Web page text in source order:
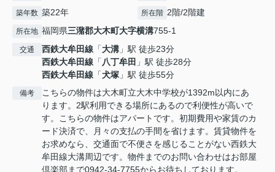
築年数 築22年 所在階 2階/2階建
所在地 福岡県三潴郡大木町大字横溝755‐1
交通 西鉄大牟田線 「大溝 」駅 徒歩23分
西鉄大牟田線 「八丁牟田 」駅 徒歩28分
西鉄大牟田線 「犬塚 」駅 徒歩55分
備考
こちらの物件は大木町立大木中学校が1392m以内にあ
ります。2駅利用できる場所にあるので利便性が高いで
す。こちらの物件はアパートです。初期費用や家賃のカ
ード決済で、月々の支払の手間を省けます。賃貸物件を
お求めなら、交通面で不便さを感じることがない西鉄大
牟田線大溝周辺です。物件までのお問い合わせはお部屋
倶楽部まで0942-34-7755からお待ちしております。